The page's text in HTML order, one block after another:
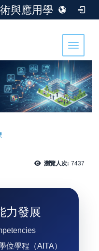
佛光大學人工智慧技術與應用學士學位學程
Toggle
瀏覽人次: 7437
力發展
位學程（AITA）